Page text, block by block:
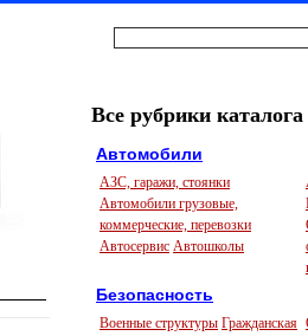
Все рубрики каталога
Автомобили
АЗС, гаражи, стоянки
Автомобили грузовые,
коммерческие, перевозки
Автосервис Автошколы
Безопасность
Военные структуры Гражданская